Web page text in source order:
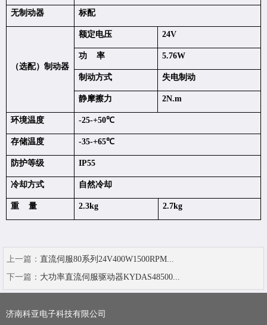
无制动器 标配
（选配）制动器
额定电压 24V
功 率 5.76W
制动方式 失电制动
静摩擦力 2N.m
环境温度 -25-+50℃
存储温度 -35-+65℃
防护等级 IP55
冷却方式 自然冷却
重 量 2.3kg 2.7kg
上一篇： 直流伺服80系列24V400W1500RPM...
下一篇： 大功率直流伺服驱动器KYDAS48500...
济南科亚电子科技有限公司